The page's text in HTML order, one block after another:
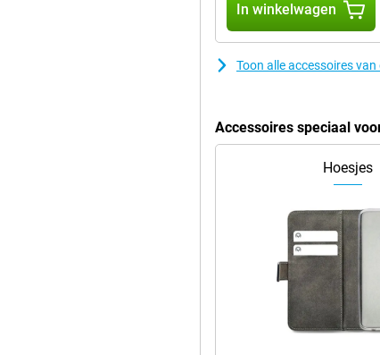
NFC maakt contactloos
In winkelwagen
Toon alle accessoires
Accessoires speciaal
Hoesjes